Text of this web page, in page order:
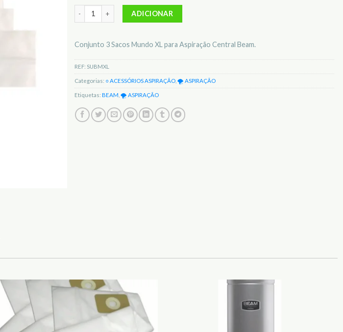
Quantidade de Conjunto 3 Sacos p/ Aspiração Central Beam SUBMXL
ADICIONAR
Conjunto 3 Sacos Mundo XL para Aspiração Central Beam.
REF: SUBMXL
Categorias: ○ ACESSÓRIOS ASPIRAÇÃO 🌪️ ASPIRAÇÃO
Etiquetas: BEAM 🌪️ ASPIRAÇÃO